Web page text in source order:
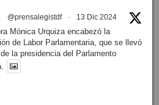
@prensalegistdf · 13 Dic 2024
Mónica Urquiza encabezó la
de Labor Parlamentaria, que se llevó
la presidencia del Parlamento